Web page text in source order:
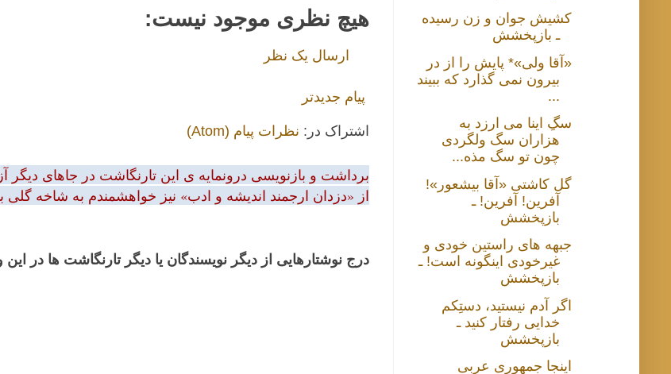
هیچ نظری موجود نیست:
ارسال یک نظر
پیام جدیدتر
اشتراک در: نظرات پیام (Atom)
برداشت و بازنویسی درونمایه ی این تارنگاشت در جاهای دیگر
از «دزدان ارجمند اندیشه و ادب» نیز خواهشمندم به شاخه گلی
درج نوشتارهایی از دیگر نویسندگان یا دیگر تارنگاشت ها در
کشیش جوان و زن رسیده
ـ بازپخشش
«آقا ولی»* پایش را از در
بیرون نمی گذارد که ببیند
...
سگِ اینا می ارزد به
هزاران سگ ولگردی
چون تو سگ مذه...
گل کاشتی «آقا بیشعور»!
آفرین! آفرین! ـ
بازپخشش
جبهه های راستین خودی و
غیرخودی اینگونه است! ـ
بازپخشش
اگر آدم نیستید، دستِکم
خدایی رفتار کنید ـ
بازپخشش
اینجا جمهوری عربی